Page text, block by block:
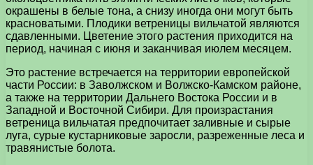
окрашены в белые тона, а снизу иногда они могут быть
красноватыми. Плодики ветреницы вильчатой являются
сдавленными. Цветение этого растения приходится на
период, начиная с июня и заканчивая июлем месяцем.
Это растение встречается на территории европейской
части России: в Заволжском и Волжско-Камском районе,
а также на территории Дальнего Востока России и в
Западной и Восточной Сибири. Для произрастания
ветреница вильчатая предпочитает заливные и сырые
луга, сурые кустарниковые заросли, разреженные леса и
травянистые болота.